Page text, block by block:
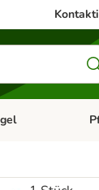
Menü öffnen: